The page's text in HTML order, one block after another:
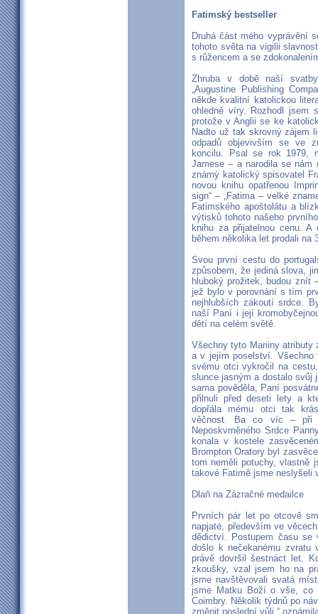
Fatimský bestseller
Druhá část mého vyprávění
tohoto světa na vigilii
s růžencem a se
Zhruba v době naší
„Augustine Publishing
někde kvalitní katolickou
ohledně víry. Rozhodl jsem
protože v Anglii se ke
Nadto už tak skrovný zájem
odpadů objevivším se ve
koncilu. Psal se rok 1979,
Jamese – a narodila se nám
známý katolický spisovatel
novou knihu opatřenou
sign“ – „Fatima – velké
Fatimského apoštolátu a
výtisků tohoto našeho
knihu za přijatelnou cenu.
během několika let prodali
Svou první cestu do
způsobem, že jediná slova,
hluboký prožitek, budou znít
jež bylo v porovnání s tím
nejhlubších zákoutí srdce.
naší Paní i její
dětí na celém světě.
Všechny tyto Mariiny
a v jejím poselství.
svému otci vykročil na
slunce jasným a dostalo svůj
sama pověděla, Paní
přilnuli před deseti lety a
dopřála mému otci tak
věčnost. Ba co víc – při
Neposkvrněného Srdce
konala v kostele
Brompton Oratory byl
tom neměli potuchy, vlastně
takové Fatimě jsme neslyšeli
Dlaň na Zázračné medailce
Prvních pár let po otcově
napjaté, především ve
dědictví. Postupem času
došlo k nečekanému zvratu
právě dovršil šestnáct let.
zkoušky, vzal jsem ho na
jsme navštěvovali svatá
jsme Matku Boží o vše, co
Coimbry. Několik týdnů po
změnit poslední vůli,“